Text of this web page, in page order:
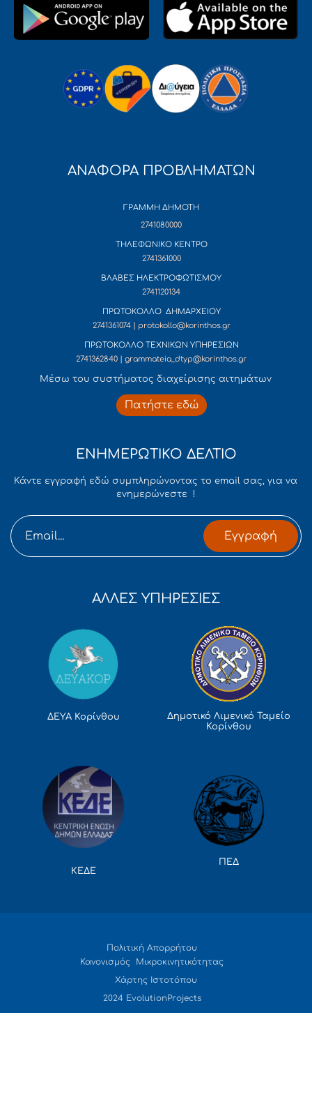
ΑΝΑΦΟΡΑ ΠΡΟΒΛΗΜΑΤΩΝ
ΓΡΑΜΜΗ ΔΗΜΟΤΗ
2741080000
ΤΗΛΕΦΩΝΙΚΟ ΚΕΝΤΡΟ
2741361000
ΒΛΑΒΕΣ ΗΛΕΚΤΡΟΦΩΤΙΣΜΟΥ
2741120134
ΠΡΩΤΟΚΟΛΛΟ ΔΗΜΑΡΧΕΙΟΥ
2741361074 | protokollo@korinthos.gr
ΠΡΩΤΟΚΟΛΛΟ ΤΕΧΝΙΚΩΝ ΥΠΗΡΕΣΙΩΝ
2741362840 | grammateia_dtyp@korinthos.gr
Mέσω του συστήματος διαχείρισης αιτημάτων
Πατήστε εδώ
ΕΝΗΜΕΡΩΤΙΚΟ ΔΕΛΤΙΟ
Κάντε εγγραφή εδώ συμπληρώνοντας το email σας, για να
ενημερώνεστε !
Εγγραφή
ΑΛΛΕΣ ΥΠΗΡΕΣΙΕΣ
ΔΕΥΑ Κορίνθου
Δημοτικό Λιμενικό Ταμείο
Κορίνθου
ΚΕΔΕ
ΠΕΔ
Πολιτική Απορρήτου
Κανονισμός Μικροκινητικότητας
Χάρτης Ιστοτόπου
2024 EvolutionProjects